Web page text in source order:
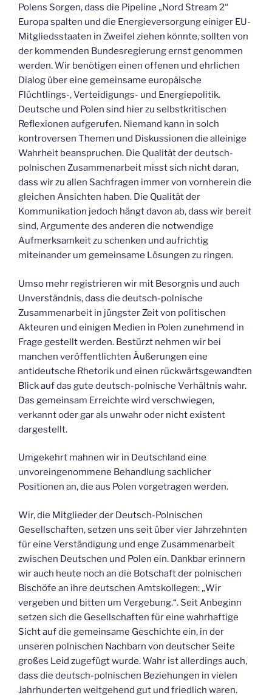
Polens Sorgen, dass die Pipeline „Nord Stream 2“
Europa spalten und die Energieversorgung einiger EU-
Mitgliedsstaaten in Zweifel ziehen könnte, sollten von
der kommenden Bundesregierung ernst genommen
werden. Wir benötigen einen offenen und ehrlichen
Dialog über eine gemeinsame europäische
Flüchtlings-, Verteidigungs- und Energiepolitik.
Deutsche und Polen sind hier zu selbstkritischen
Reflexionen aufgerufen. Niemand kann in solch
kontroversen Themen und Diskussionen die alleinige
Wahrheit beanspruchen. Die Qualität der deutsch-
polnischen Zusammenarbeit misst sich nicht daran,
dass wir zu allen Sachfragen immer von vornherein die
gleichen Ansichten haben. Die Qualität der
Kommunikation jedoch hängt davon ab, dass wir bereit
sind, Argumente des anderen die notwendige
Aufmerksamkeit zu schenken und aufrichtig
miteinander um gemeinsame Lösungen zu ringen.
Umso mehr registrieren wir mit Besorgnis und auch
Unverständnis, dass die deutsch-polnische
Zusammenarbeit in jüngster Zeit von politischen
Akteuren und einigen Medien in Polen zunehmend in
Frage gestellt werden. Bestürzt nehmen wir bei
manchen veröffentlichten Äußerungen eine
antideutsche Rhetorik und einen rückwärtsgewandten
Blick auf das gute deutsch-polnische Verhältnis wahr.
Das gemeinsam Erreichte wird verschwiegen,
verkannt oder gar als unwahr oder nicht existent
dargestellt.
Umgekehrt mahnen wir in Deutschland eine
unvoreingenommene Behandlung sachlicher
Positionen an, die aus Polen vorgetragen werden.
Wir, die Mitglieder der Deutsch-Polnischen
Gesellschaften, setzen uns seit über vier Jahrzehnten
für eine Verständigung und enge Zusammenarbeit
zwischen Deutschen und Polen ein. Dankbar erinnern
wir auch heute noch an die Botschaft der polnischen
Bischöfe an ihre deutschen Amtskollegen: „Wir
vergeben und bitten um Vergebung.“. Seit Anbeginn
setzen sich die Gesellschaften für eine wahrhaftige
Sicht auf die gemeinsame Geschichte ein, in der
unseren polnischen Nachbarn von deutscher Seite
großes Leid zugefügt wurde. Wahr ist allerdings auch,
dass die deutsch-polnischen Beziehungen in vielen
Jahrhunderten weitgehend gut und friedlich waren.